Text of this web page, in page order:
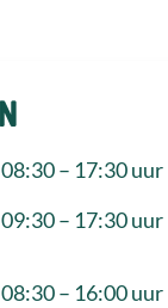
08:30 – 17:30 uur
09:30 – 17:30 uur
08:30 – 16:00 uur